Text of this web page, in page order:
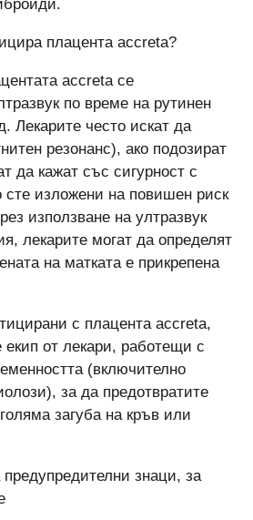
плацента accreta?
accreta се
по време на рутинен
Лекарите често искат да
резонанс), ако подозират
да кажат със сигурност с
сте изложени на повишен риск
използване на ултразвук
лекарите могат да определят
на матката е прикрепена
с плацента accreta,
от лекари, работещи с
(включително
за да предотвратите
загуба на кръв или
знаци, за